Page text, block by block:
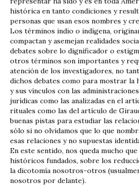
histórica en tanto condiciones y
personas que usan esos nombres y
Los términos indio o indígena,
compactan y asemejan realidades
debates sobre lo dignificador o
otros términos son importantes y
atención de los investigadores, no
dichos debates como para mostrar la
y sus vínculos con las
jurídicas como las analizadas en el
rituales como las del artículo de
buenas pistas para estudiar las
sólo si no olvidamos que lo que
esas relaciones y no supuestas
En este sentido, nos queda mucho
históricos fundados, sobre los
la dicotomía nosotros-otros
nosotros por delante).